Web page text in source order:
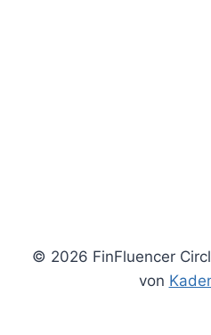
© 2026 FinFluencer
von